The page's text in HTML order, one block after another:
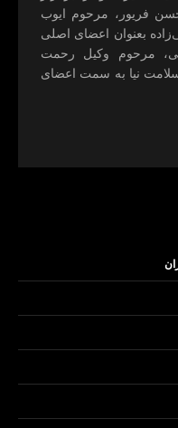
فريور، مرحوم ايوب
بعنوان اعضای اصلی
مرحوم وکیل رحمت
نيا به سمت اعضای